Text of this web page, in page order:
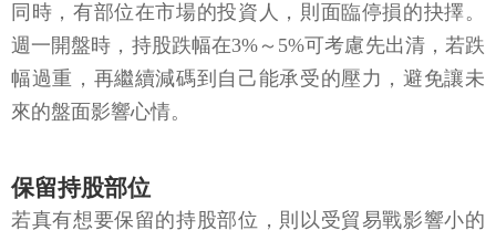
同時，有部位在市場的投資人，則面臨停損的抉擇。
週一開盤時，持股跌幅在3%～5%可考慮先出清，若跌
幅過重，再繼續減碼到自己能承受的壓力，避免讓未
來的盤面影響心情。
保留持股部位
若真有想要保留的持股部位，則以受貿易戰影響小的